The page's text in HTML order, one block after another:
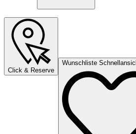
Click & Reserve
Wunschliste